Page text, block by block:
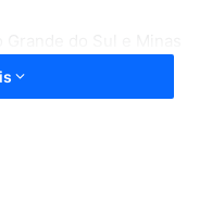
a venda de
também não
última vez que a